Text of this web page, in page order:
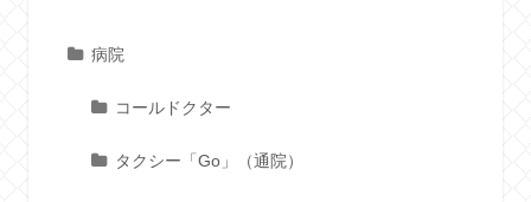
病院
コールドクター
タクシー「Go」（通院）